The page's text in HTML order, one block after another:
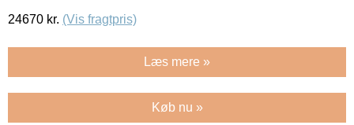
24670 kr. (Vis fragtpris)
Læs mere »
Køb nu »